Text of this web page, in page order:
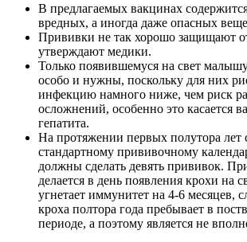
В предлагаемых вакцинах
вредных, а иногда даже опасных
Прививки не так хорошо защищают
утверждают медики.
Только появившемуся на свет
особо и нужны, поскольку для них
инфекцию намного ниже, чем риск
осложнений, особенно это касается
гепатита.
На протяжении первых полутора лет
стандартному прививочному
должны сделать девять прививок.
делается в день появления крохи на
угнетает иммунитет на 4-6 месяцев,
кроха полтора года пребывает в
периоде, а поэтому является не